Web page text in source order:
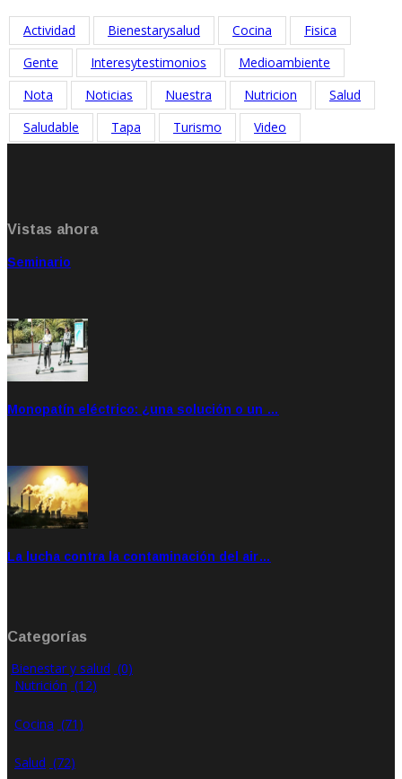
Actividad Bienestarysalud Cocina
Fisica
Gente
Interesytestimonios
Medioambiente
Nota
Noticias Nuestra Nutricion
Salud
Saludable
Tapa Turismo Video
Vistas ahora
Seminario
Monopatín eléctrico: ¿una solución o un …
La lucha contra la contaminación del air…
Categorías
Bienestar y salud (0)
Nutrición (12)
Cocina (71)
Salud (72)